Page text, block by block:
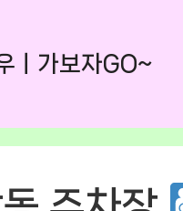
ㅣ가보자GO~